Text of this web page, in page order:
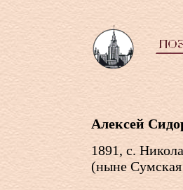
Алексей
1891, с.
(ныне